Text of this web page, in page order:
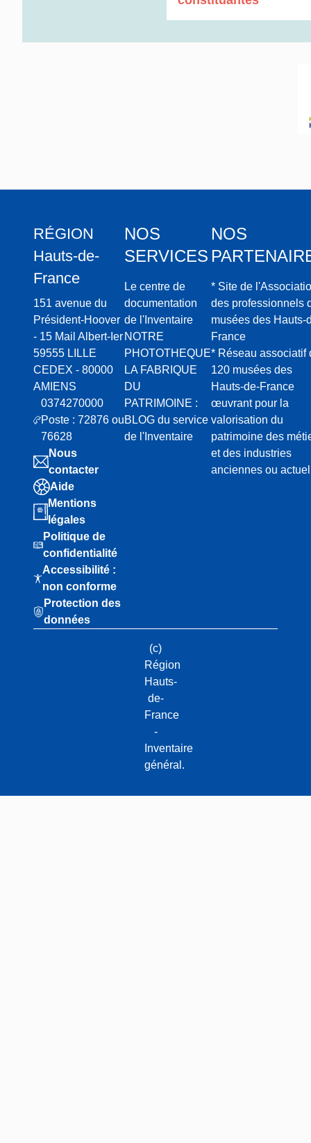
avec le
usines est
réduction de
Malgré les
tissage
en 1933 dans
prototype est
métiers
de cette
Beauval après
usines du
Cependant,
enrayer le
européenne
l'entreprise est
le groupe
Boussac par
RÉGION
Hauts-de-
France
151 avenue du
Président-Hoover
- 15 Mail Albert-Ier
59555 LILLE
CEDEX - 80000
AMIENS
0374270000
Poste : 72876 ou
76628
Nous
contacter
Aide
Mentions
légales
Politique de
confidentialité
Accessibilité :
non conforme
Protection des
données
NOS
SERVICES
Le centre de
documentation
de l'Inventaire
NOTRE
PHOTOTHEQUE
LA FABRIQUE
DU
PATRIMOINE :
BLOG du service
de l'Inventaire
NOS
* Site de
des professionnels
musées des Hauts-
France
* Réseau associatif
120 musées des
Hauts-de-France
œuvrant pour la
valorisation du
patrimoine des
et des industries
anciennes ou
(c)
Région
Hauts-
de-
France
-
Inventaire
général.